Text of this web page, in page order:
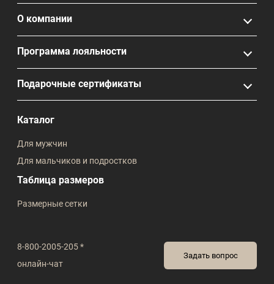
8-800-2005-205 *
онлайн-чат
Задать вопрос
О компании
Программа лояльности
Подарочные сертификаты
Каталог
Для мужчин
Для мальчиков и подростков
Таблица размеров
Размерные сетки